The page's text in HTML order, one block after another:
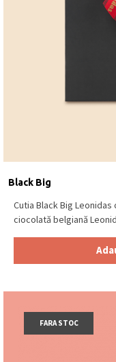
Black Big
Cutia Black Big
ciocolată belgiană
FARA STOC